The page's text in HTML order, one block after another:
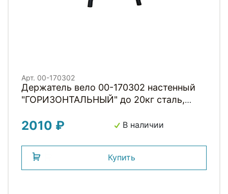
Арт. 00-170302
Держатель вело 00-170302 настенный
"ГОРИЗОНТАЛЬНЫЙ" до 20кг сталь,
покрытием, черный H040 HORST
2010 ₽ В наличии
Купить